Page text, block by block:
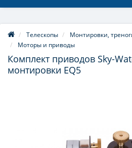
Телескопы
Монтировки,
Моторы и приводы
Комплект приводов Sky-
монтировки EQ5